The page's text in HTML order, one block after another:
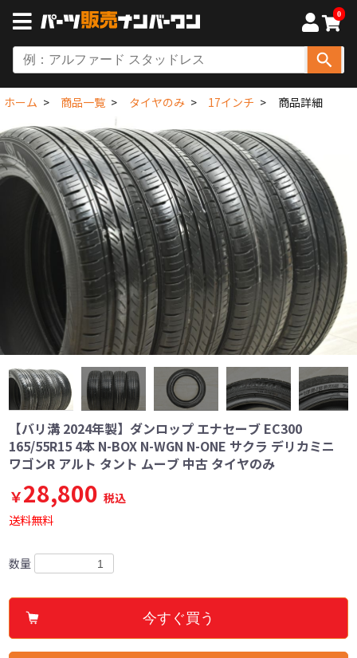
0
ホーム 商品一覧 タイヤのみ 17インチ 商品詳細
【バリ溝 2024年製】ダンロップ エナセーブ EC300
165/55R15 4本 N-BOX N-WGN N-ONE サクラ デリカミニ
ワゴンR アルト タント ムーブ 中古 タイヤのみ
￥28,800 税込
送料無料
数量
今すぐ買う